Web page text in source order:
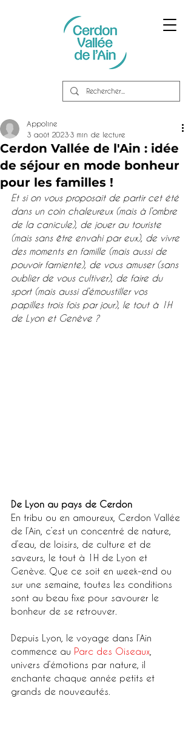
Cerdon Vallée de l'Ain : idée
de séjour en mode bonheur
pour les familles !
Appoline
3 août 2023 3 min de lecture
Et si on vous proposait de partir cet été
dans un coin chaleureux (mais à l’ombre
de la canicule), de jouer au touriste
(mais sans être envahi par eux), de vivre
des moments en famille (mais aussi de
pouvoir farniente), de vous amuser (sans
oublier de vous cultiver), de faire du
sport (mais aussi d’émoustiller vos
papilles trois fois par jour), le tout à 1H
de Lyon et Genève ?
De Lyon au pays de Cerdon
En tribu ou en amoureux, Cerdon Vallée
de l’Ain, c’est un concentré de nature,
d’eau, de loisirs, de culture et de
saveurs, le tout à 1H de Lyon et
Genève. Que ce soit en week-end ou
sur une semaine, toutes les conditions
sont au beau fixe pour savourer le
bonheur de se retrouver.
Depuis Lyon, le voyage dans l’Ain
commence au Parc des Oiseaux
univers d’émotions par nature, il
enchante chaque année petits et
grands de nouveautés.